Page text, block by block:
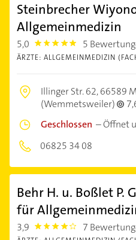
Steinbrecher
Allgemeinmedizin
5,0 5.0 5
ÄRZTE: ALLGEMEINMEDIZIN
Illinger Str. 62,66589
(Wemmetsweiler)
Geschlossen –Öffnet
06825 34 08
Behr H. u. Boßlet P.
für
3,9 3.9 7